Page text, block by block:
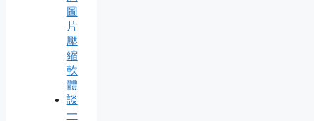
圖
片
壓
縮
軟
體
談
一